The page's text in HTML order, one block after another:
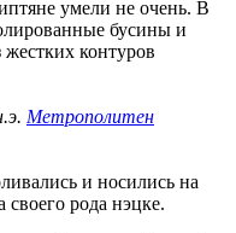
умели не очень. В
бусины и
контуров
Метрополитен
и носились на
рода нэцке.